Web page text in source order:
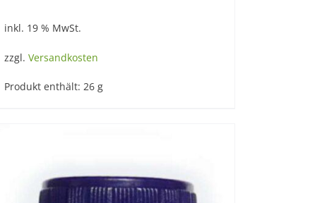
inkl. 19 % MwSt.
zzgl. Versandkosten
Produkt enthält: 26 g